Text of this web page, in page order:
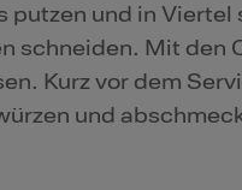
putzen und in Viertel
schneiden. Mit den
Kurz vor dem
und